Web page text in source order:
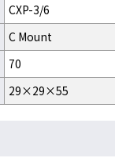
CXP-3/6
C Mount
70
29×29×55